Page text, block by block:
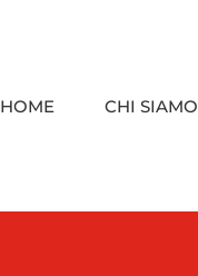
HOME
CHI SIAMO